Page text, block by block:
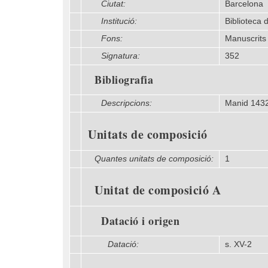
Ciutat:
Barcelona
Institució:
Biblioteca
Fons:
Manuscrits
Signatura:
352
Bibliografia
Descripcions: Manid
Unitats de composició
Quantes unitats de composició: 1
Unitat de composició A
Datació i origen
Datació: s. XV-2